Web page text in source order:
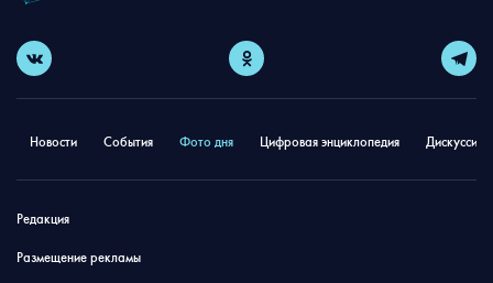
Новости События Фото дня Цифровая энциклопедия
Редакция
Размещение рекламы